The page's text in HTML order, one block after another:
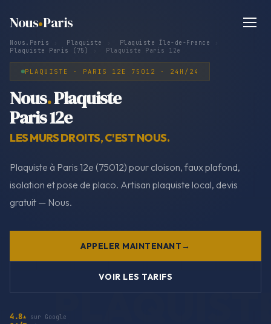
Nous Paris
Nous.Paris Plaquiste Plaquiste Île-de-France
Plaquiste Paris (75)
Plaquiste Paris 12e
PLAQUISTE · PARIS 12E 75012 · 24H/24
Nous.Plaquiste
Paris 12e
LES MURS DROITS, C'EST NOUS.
Plaquiste à Paris 12e (75012) pour cloison, faux plafond,
isolation et pose de placo. Artisan plaquiste local, devis
gratuit — Nous.
APPELER MAINTENANT
VOIR LES TARIFS
4.8★ sur Google